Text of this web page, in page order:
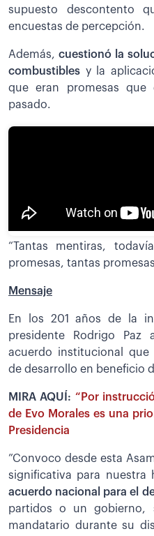
supuesto descontento
encuestas de percepción.
Además, cuestionó la
combustibles y la
que eran promesas que
pasado.
“Tantas mentiras,
promesas, tantas
Mensaje
En los 201 años de la
presidente Rodrigo Paz
acuerdo institucional
de desarrollo en beneficio
MIRA AQUÍ: “Por
de Evo Morales es una
Presidencia
”Convoco desde esta
significativa para nuestra
acuerdo nacional para el
partidos o un gobierno,
mandatario durante su